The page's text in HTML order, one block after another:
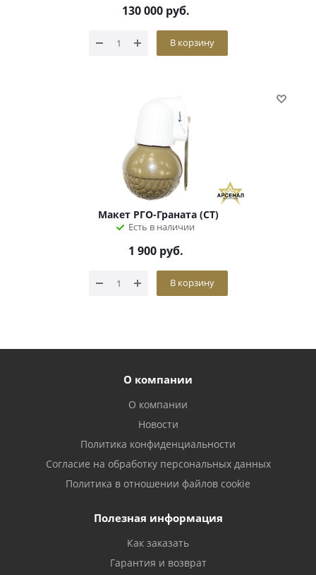
130 000 руб.
В корзину
Макет РГО-Граната (СТ)
Есть в наличии
1 900 руб.
В корзину
О компании
О компании
Новости
Политика конфиденциальности
Согласие на обработку персональных данных
Политика в отношении файлов cookie
Полезная информация
Как заказать
Гарантия и возврат